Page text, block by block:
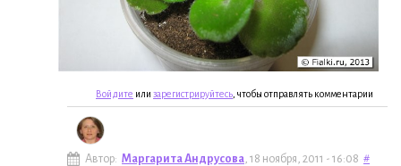
Войдите или зарегистрируйтесь , чтобы отправлять комментарии
Автор: Маргарита Андрусова , 18 ноября, 2011 - 16:08 #